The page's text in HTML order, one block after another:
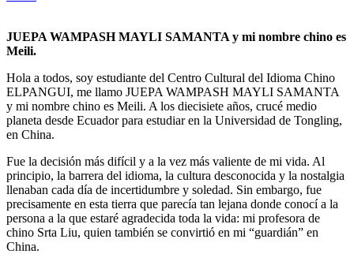
JUEPA WAMPASH MAYLI SAMANTA y mi nombre chino es
Meili.
Hola a todos, soy estudiante del Centro Cultural del Idioma Chino
ELPANGUI, me llamo JUEPA WAMPASH MAYLI SAMANTA
y mi nombre chino es Meili. A los diecisiete años, crucé medio
planeta desde Ecuador para estudiar en la Universidad de Tongling,
en China.
Fue la decisión más difícil y a la vez más valiente de mi vida. Al
principio, la barrera del idioma, la cultura desconocida y la nostalgia
llenaban cada día de incertidumbre y soledad. Sin embargo, fue
precisamente en esta tierra que parecía tan lejana donde conocí a la
persona a la que estaré agradecida toda la vida: mi profesora de
chino Srta Liu, quien también se convirtió en mi “guardián” en
China.